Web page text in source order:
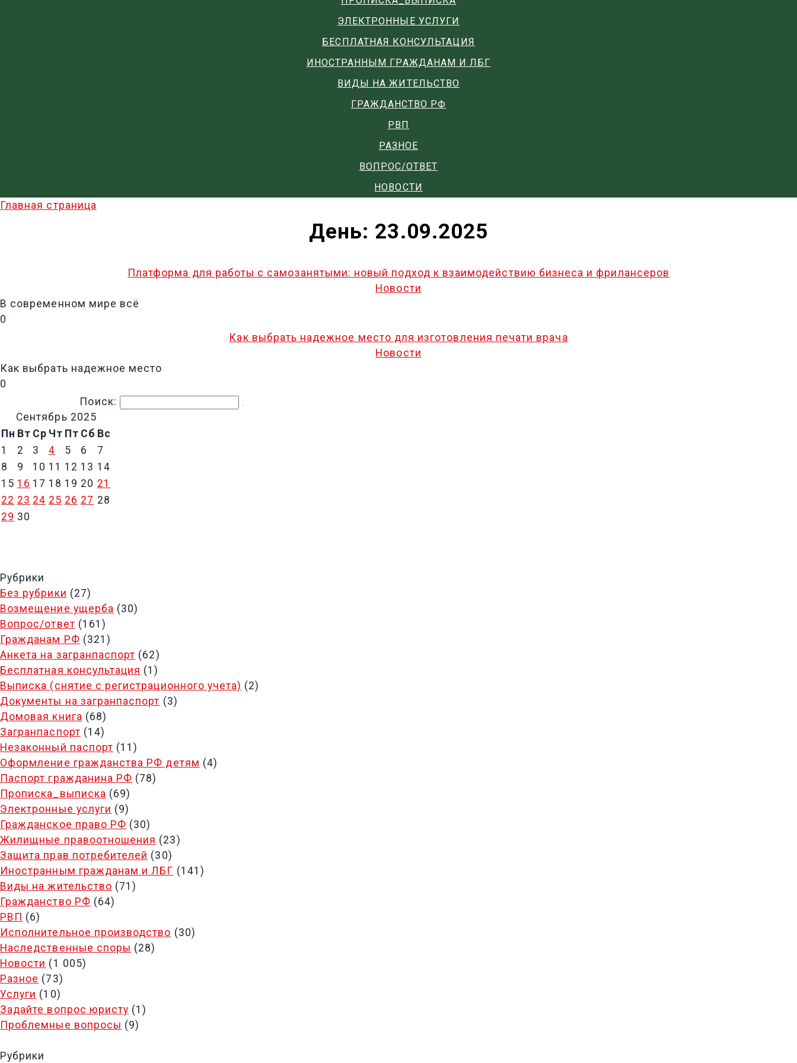
ЭЛЕКТРОННЫЕ УСЛУГИ
БЕСПЛАТНАЯ КОНСУЛЬТАЦИЯ
ИНОСТРАННЫМ ГРАЖДАНАМ И ЛБГ
ВИДЫ НА ЖИТЕЛЬСТВО
ГРАЖДАНСТВО РФ
РВП
РАЗНОЕ
ВОПРОС/ОТВЕТ
НОВОСТИ
Главная страница
День: 23.09.2025
Платформа для работы с самозанятыми: новый подход к взаимодействию бизнеса и фрилансеров
Новости
В современном мире всё
0
Как выбрать надежное место для изготовления печати врача
Новости
Как выбрать надежное место
0
Поиск:
Сентябрь 2025
Пн Вт Ср Чт Пт Сб Вс
1
2 3 4 5 6
7
8
9 10 11 12 13 14
15 16 17 18 19 20 21
22 23 24 25 26 27 28
29 30
Рубрики
Без рубрики (27)
Возмещение ущерба (30)
Вопрос/ответ (161)
Гражданам РФ (321)
Анкета на загранпаспорт (62)
Бесплатная консультация (1)
Выписка (снятие с регистрационного учета) (2)
Документы на загранпаспорт (3)
Домовая книга (68)
Загранпаспорт (14)
Незаконный паспорт (11)
Оформление гражданства РФ детям (4)
Паспорт гражданина РФ (78)
Прописка_выписка (69)
Электронные услуги (9)
Гражданское право РФ (30)
Жилищные правоотношения (23)
Защита прав потребителей (30)
Иностранным гражданам и ЛБГ (141)
Виды на жительство (71)
Гражданство РФ (64)
РВП (6)
Исполнительное производство (30)
Наследственные споры (28)
Новости (1 005)
Разное (73)
Услуги (10)
Задайте вопрос юристу (1)
Проблемные вопросы (9)
Рубрики